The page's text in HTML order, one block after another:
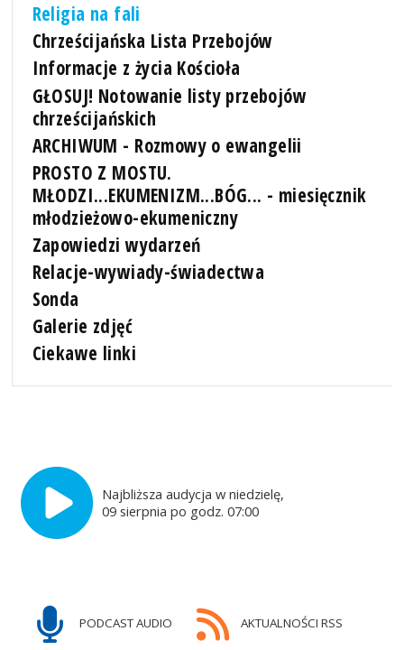
Religia na fali
Chrześcijańska Lista Przebojów
Informacje z życia Kościoła
GŁOSUJ! Notowanie listy przebojów
chrześcijańskich
ARCHIWUM - Rozmowy o ewangelii
PROSTO Z MOSTU.
MŁODZI...EKUMENIZM...BÓG... - miesięcznik
młodzieżowo-ekumeniczny
Zapowiedzi wydarzeń
Relacje-wywiady-świadectwa
Sonda
Galerie zdjęć
Ciekawe linki
Najbliższa audycja w niedzielę,
09 sierpnia po godz. 07:00
PODCAST AUDIO AKTUALNOŚCI RSS